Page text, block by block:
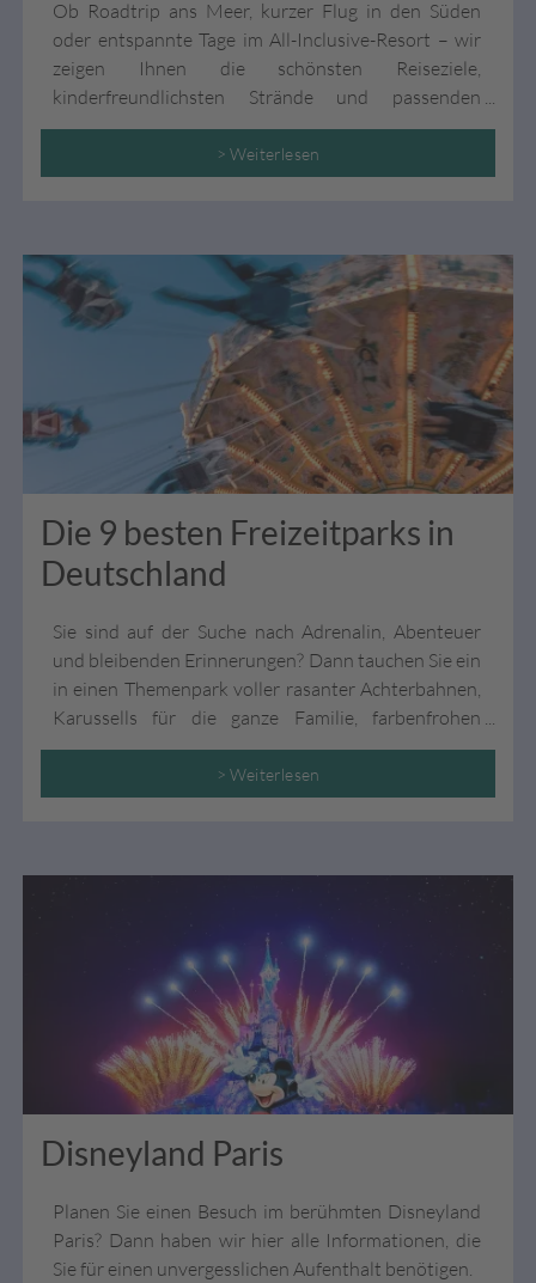
Ob Roadtrip ans Meer, kurzer Flug in den Süden
oder entspannte Tage im All-Inclusive-Resort – wir
zeigen Ihnen die schönsten Reiseziele,
kinderfreundlichsten Strände und passenden
Unterkünfte für einen rundum gelungenen
Familienurlaub in Europa.> Weiterlesen
Die 9 besten Freizeitparks in
Deutschland
Sie sind auf der Suche nach Adrenalin, Abenteuer
und bleibenden Erinnerungen? Dann tauchen Sie ein
in einen Themenpark voller rasanter Achterbahnen,
Karussells für die ganze Familie, farbenfrohen
Attraktionen und vielseitigen Shows. Als Ihre
Reiseexperten kennen wie die Top 9 Freizeitparks in
Deutschland, die jedem Geschmack gerecht werden.
> Weiterlesen
Disneyland Paris
Planen Sie einen Besuch im berühmten Disneyland
Paris? Dann haben wir hier alle Informationen, die
Sie für einen unvergesslichen Aufenthalt benötigen.